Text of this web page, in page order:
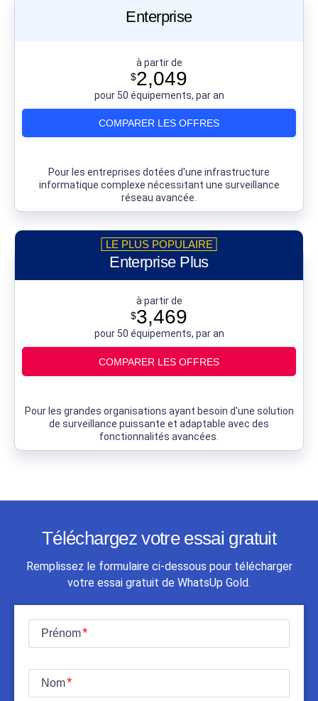
Enterprise
à partir de
$2,049
pour 50 équipements, par an
COMPARER LES OFFRES
Pour les entreprises dotées d'une infrastructure
informatique complexe nécessitant une surveillance
réseau avancée.
Enterprise Plus
à partir de
$3,469
pour 50 équipements, par an
COMPARER LES OFFRES
Pour les grandes organisations ayant besoin d'une solution
de surveillance puissante et adaptable avec des
fonctionnalités avancées.
Téléchargez votre essai gratuit
Remplissez le formulaire ci-dessous pour télécharger
votre essai gratuit de WhatsUp Gold.
Prénom
Nom